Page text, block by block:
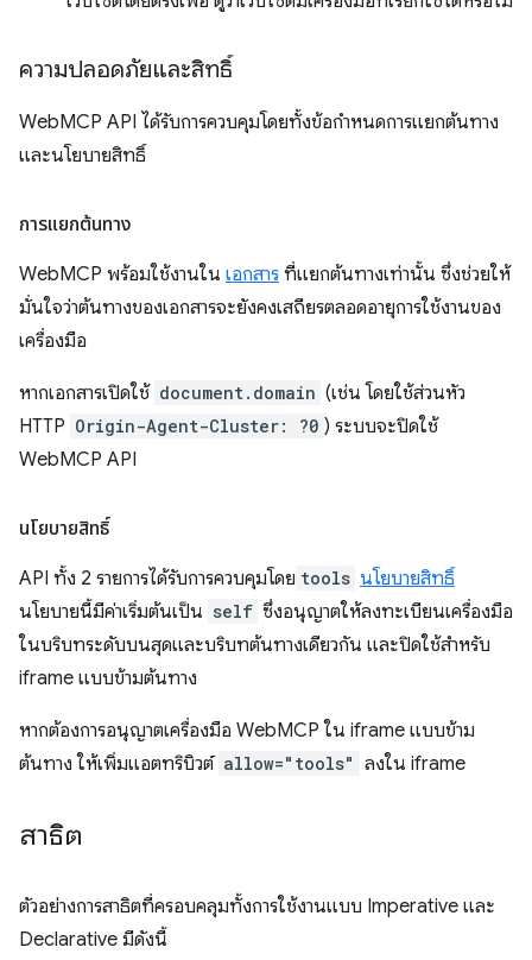
ความปลอดภัยและสิทธิ์
WebMCP API ได้รับการควบคุมโดยทั้งข้อกำหนดการแยกต้นทาง
และนโยบายสิทธิ์
การแยกต้นทาง
WebMCP พร้อมใช้งานใน เอกสาร ที่แยกต้นทางเท่านั้น ซึ่งช่วยให้
มั่นใจว่าต้นทางของเอกสารจะยังคงเสถียรตลอดอายุการใช้งานของ
เครื่องมือ
หากเอกสารเปิดใช้ document.domain (เช่น โดยใช้ส่วนหัว
HTTP Origin-Agent-Cluster: ?0 ) ระบบจะปิดใช้
WebMCP API
นโยบายสิทธิ์
API ทั้ง 2 รายการได้รับการควบคุมโดย tools นโยบายสิทธิ์
นโยบายนี้มีค่าเริ่มต้นเป็น self ซึ่งอนุญาตให้ลงทะเบียนเครื่องมือ
ในบริบทระดับบนสุดและบริบทต้นทางเดียวกัน และปิดใช้สำหรับ
iframe แบบข้ามต้นทาง
หากต้องการอนุญาตเครื่องมือ WebMCP ใน iframe แบบข้าม
ต้นทาง ให้เพิ่มแอตทริบิวต์ allow="tools" ลงใน iframe
สาธิต
ตัวอย่างการสาธิตที่ครอบคลุมทั้งการใช้งานแบบ Imperative และ
Declarative มีดังนี้